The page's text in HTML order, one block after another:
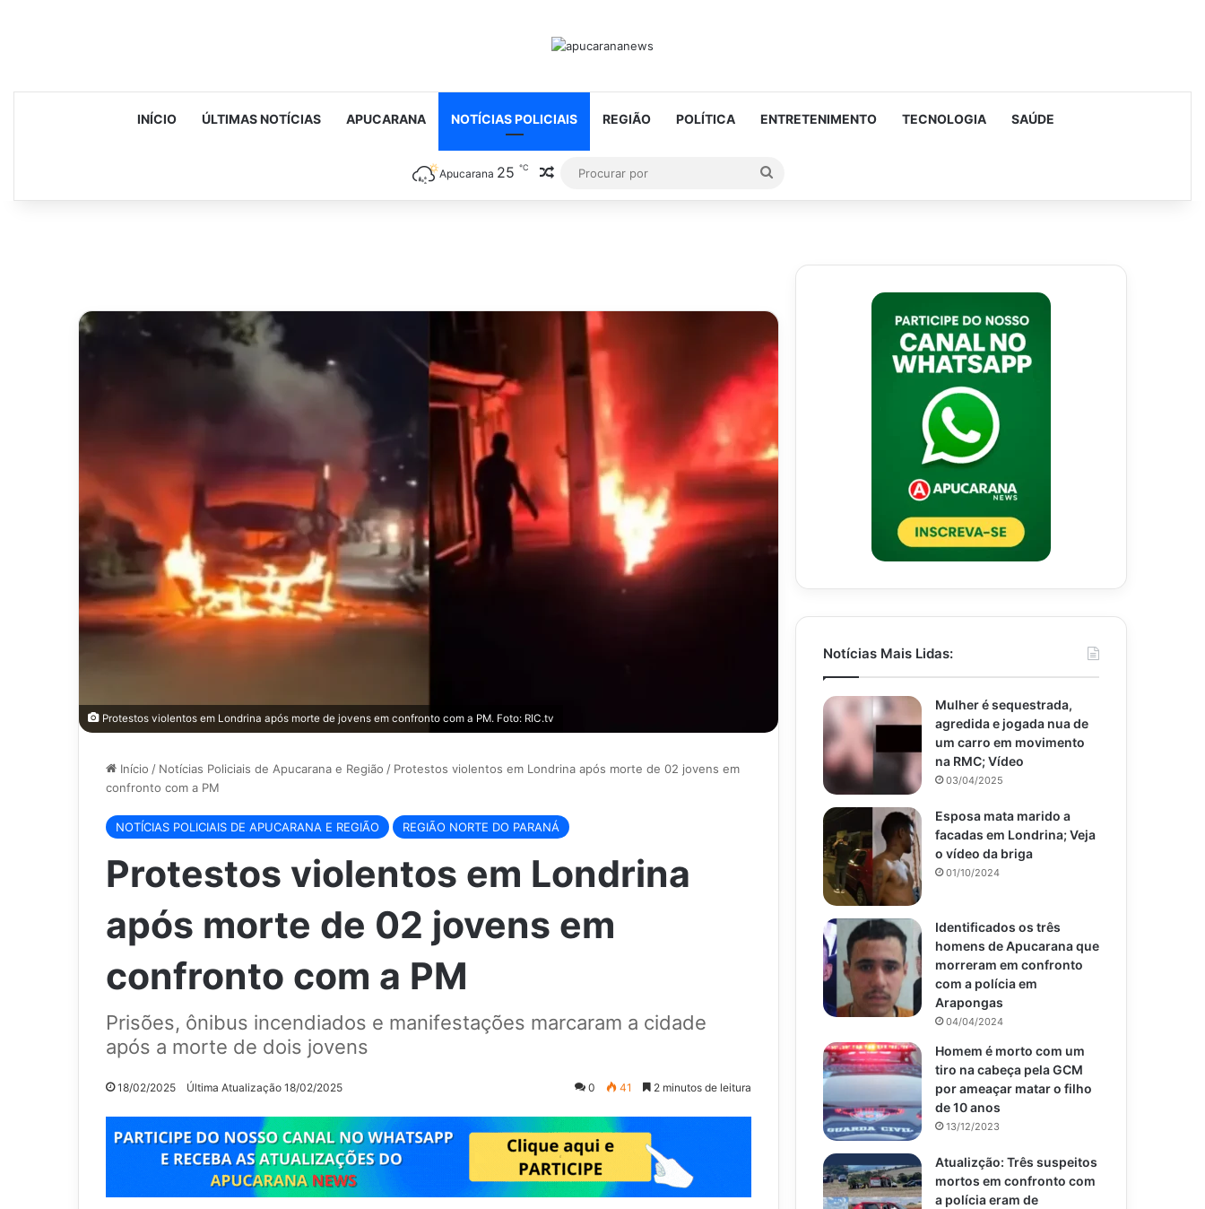
INÍCIO ÚLTIMAS NOTÍCIAS APUCARANA NOTÍCIAS POLICIAIS REGIÃO POLÍTICA ENTRETENIMENTO TECNOLOGIA SAÚDE
Apucarana 25 ℃ Artigo aleatório
por
Protestos violentos em Londrina após morte de jovens em confronto com a PM. Foto: RIC.tv
Início / Notícias Policiais de Apucarana e Região / Protestos violentos em Londrina após morte de 02 jovens em
confronto com a PM
NOTÍCIAS POLICIAIS DE APUCARANA E REGIÃO REGIÃO NORTE DO PARANÁ
Protestos violentos em Londrina
após morte de 02 jovens em
confronto com a PM
Prisões, ônibus incendiados e manifestações marcaram a cidade
após a morte de dois jovens
18/02/2025 Última Atualização 18/02/2025 0 41 2 minutos de leitura
Notícias Mais Lidas:
Mulher é sequestrada,
agredida e jogada nua de
um carro em movimento
na RMC; Vídeo
03/04/2025
Esposa mata marido a
facadas em Londrina; Veja
o vídeo da briga
01/10/2024
Identificados os três
homens de Apucarana que
morreram em confronto
com a polícia em
Arapongas
04/04/2024
Homem é morto com um
tiro na cabeça pela GCM
por ameaçar matar o filho
de 10 anos
13/12/2023
Atualizção: Três suspeitos
mortos em confronto com
a polícia eram de